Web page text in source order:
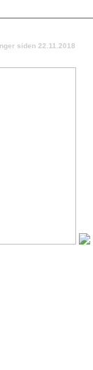
siden 22.11.2018